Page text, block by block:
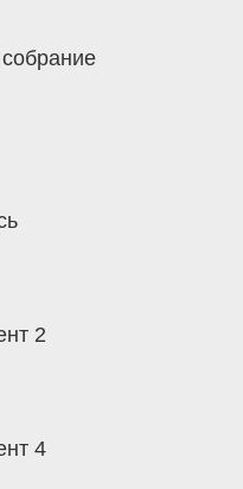
2
4